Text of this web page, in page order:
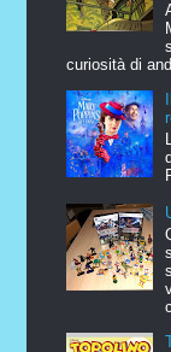
curiosità di